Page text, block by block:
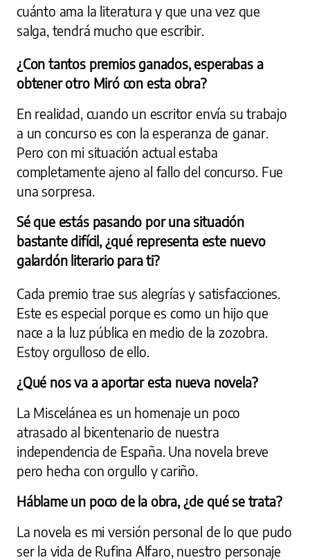
cuánto ama la literatura y que una vez que
salga, tendrá mucho que escribir.
¿Con tantos premios ganados, esperabas a
obtener otro Miró con esta obra?
En realidad, cuando un escritor envía su trabajo
a un concurso es con la esperanza de ganar.
Pero con mi situación actual estaba
completamente ajeno al fallo del concurso. Fue
una sorpresa.
Sé que estás pasando por una situación
bastante difícil, ¿qué representa este nuevo
galardón literario para ti?
Cada premio trae sus alegrías y satisfacciones.
Este es especial porque es como un hijo que
nace a la luz pública en medio de la zozobra.
Estoy orgulloso de ello.
¿Qué nos va a aportar esta nueva novela?
La Miscelánea es un homenaje un poco
atrasado al bicentenario de nuestra
independencia de España. Una novela breve
pero hecha con orgullo y cariño.
Háblame un poco de la obra, ¿de qué se trata?
La novela es mi versión personal de lo que pudo
ser la vida de Rufina Alfaro, nuestro personaje